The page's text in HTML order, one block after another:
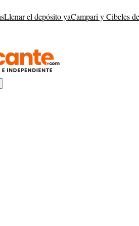
Llenar el depósito yaCampari y Cibeles de